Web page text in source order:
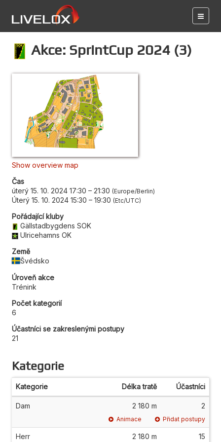
Akce: SprintCup 2024 (3)
Show overview map
Čas
úterý 15. 10. 2024 17:30 – 21:30 Europe/Berlin
Úterý 15. 10. 2024 15:30 – 19:30 Etc/UTC
Pořádající kluby
Gällstadbygdens SOK
Ulricehamns OK
Země
Švédsko
Úroveň akce
Trénink
Počet kategorií
6
Účastníci se zakreslenými postupy
21
Kategorie
Kategorie Délka tratě Účastníci
Dam 2 180 m 2
Animace Přidat postupy
Herr 2 180 m 15